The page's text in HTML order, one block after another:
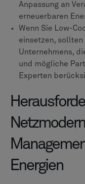
Anpassung an
erneuerbaren
Wenn Sie Low-
einsetzen,
Unternehmens,
und mögliche
Experten
Energien